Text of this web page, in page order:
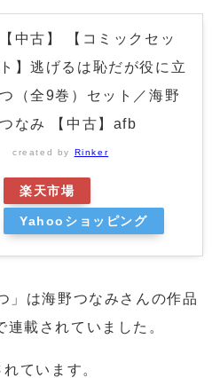
【中古】 【コミックセッ
ト】逃げるは恥だが役に立
つ（全9巻）セット／海野
つなみ 【中古】afb
created by Rinker
楽天市場
Yahooショッピング
」は海野つなみさんの作品
載されていました。
ています。